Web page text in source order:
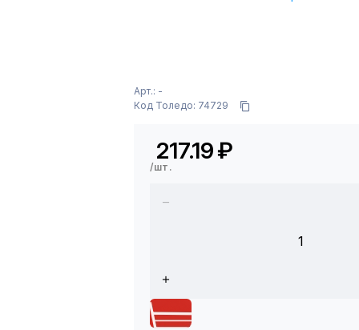
Арт.: -
Код Толедо: 74729
217.19₽
/шт.
1